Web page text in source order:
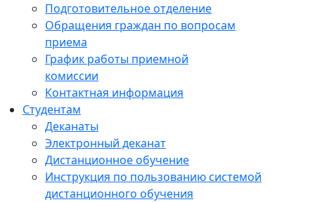
Подготовительное отделение
Обращения граждан по вопросам
приема
График работы приемной
комиссии
Контактная информация
Студентам
Деканаты
Электронный деканат
Дистанционное обучение
Инструкция по пользованию системой
дистанционного обучения